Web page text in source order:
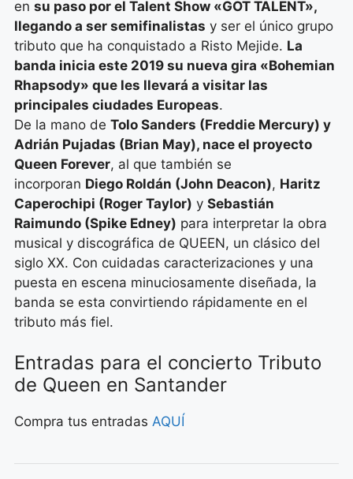
ensu paso por el Talent Show «GOT TALENT»,
llegando a ser semifinalistas y ser el único grupo
tributo que ha conquistado a Risto Mejide. La
banda inicia este 2019 su nueva gira «Bohemian
Rhapsody» que les llevará a visitar las
principales ciudades Europeas.
De la mano deTolo Sanders (Freddie Mercury) y
Adrián Pujadas (Brian May), nace el proyecto
Queen Forever, al que también se
incorporan Diego Roldán (John Deacon), Haritz
Caperochipi (Roger Taylor) ySebastián
Raimundo (Spike Edney) para interpretar la obra
musical y discográfica de QUEEN, un clásico del
siglo XX. Con cuidadas caracterizaciones y una
puesta en escena minuciosamente diseñada, la
banda se esta convirtiendo rápidamente en el
tributo más fiel.
Entradas para el concierto Tributo
de Queen en Santander
Compra tus entradasAQUÍ